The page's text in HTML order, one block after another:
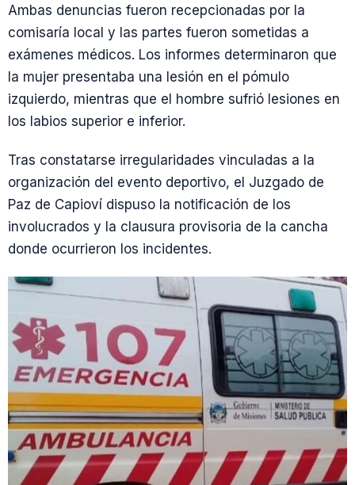
Ambas denuncias fueron recepcionadas por la
comisaría local y las partes fueron sometidas a
exámenes médicos. Los informes determinaron que
la mujer presentaba una lesión en el pómulo
izquierdo, mientras que el hombre sufrió lesiones en
los labios superior e inferior.
Tras constatarse irregularidades vinculadas a la
organización del evento deportivo, el Juzgado de
Paz de Capioví dispuso la notificación de los
involucrados y la clausura provisoria de la cancha
donde ocurrieron los incidentes.